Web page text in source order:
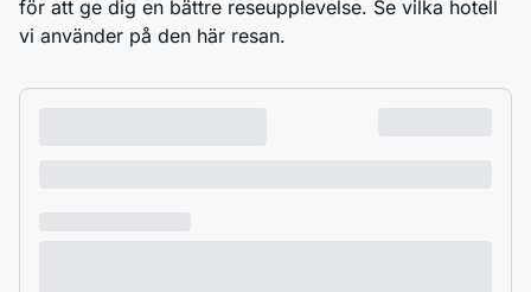
för att ge dig en bättre reseupplevelse. Se vilka hotell
vi använder på den här resan.